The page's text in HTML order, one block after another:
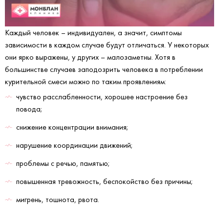
Каждый человек – индивидуален, а значит, симптомы
зависимости в каждом случае будут отличаться. У некоторых
они ярко выражены, у других – малозаметны. Хотя в
большинстве случаев заподозрить человека в потреблении
курительной смеси можно по таким проявлениям:
чувство расслабленности, хорошее настроение без
повода;
снижение концентрации внимания;
нарушение координации движений;
проблемы с речью, памятью;
повышенная тревожность, беспокойство без причины;
мигрень, тошнота, рвота.